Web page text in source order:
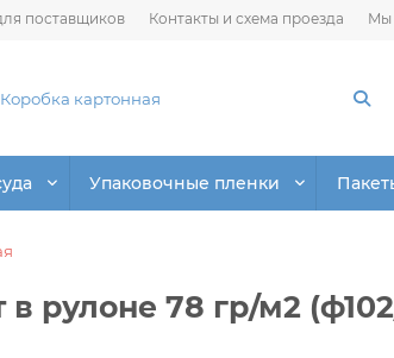
поставщиков Контакты и схема проезда Мы
Упаковочные пленки
рулоне 78 гр/м2